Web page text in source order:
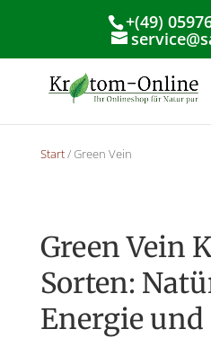
+(49)
Start/ Green Vein
Green Vein
Sorten:
Energie und